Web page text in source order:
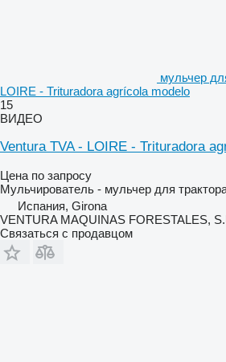
мульчер
LOIRE - Trituradora agrícola modelo
15
ВИДЕО
Ventura TVA - LOIRE - Trituradora
Цена по запросу
Мульчирователь - мульчер для
Испания, Girona
VENTURA MAQUINAS FORESTALES,
Связаться с продавцом